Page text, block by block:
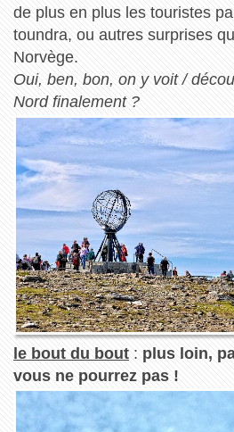
de plus en plus les touristes
toundra, ou autres surprises
Norvège.
Oui, ben, bon, on y voit /
Nord finalement ?
le bout du bout: plus loin,
vous ne pourrez pas !